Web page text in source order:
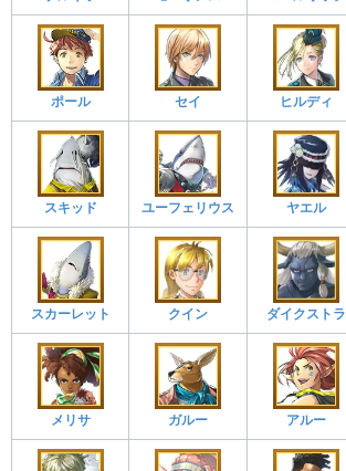
ポール セイ ヒルディ
スキッド ユーフェリウス ヤエル
スカーレット クイン ダイクストラ
メリサ ガルー アルー